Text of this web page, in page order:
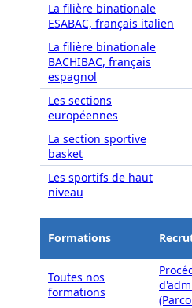
La filière binationale
ESABAC, français italien
La filière binationale
BACHIBAC, français
espagnol
Les sections
européennes
La section sportive
basket
Les sportifs de haut
niveau
Formations
Toutes nos
formations